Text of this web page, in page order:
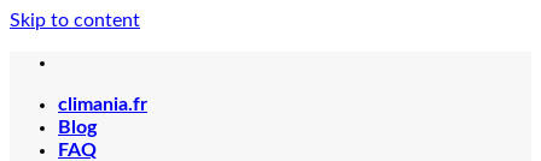
Skip to content
climania.fr
Blog
FAQ